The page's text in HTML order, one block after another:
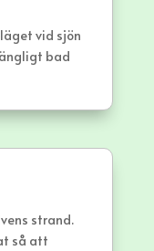
vid sjön
bad
strand.
så att